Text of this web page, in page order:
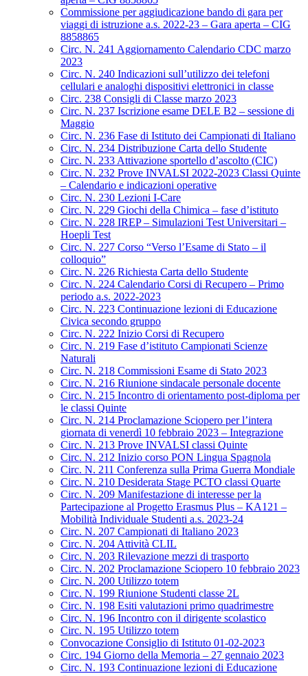
Commissione per aggiudicazione bando di gara per
viaggi di istruzione a.s. 2022-23 – Gara aperta – CIG
8858865
Circ. N. 241 Aggiornamento Calendario CDC marzo
2023
Circ. N. 240 Indicazioni sull’utilizzo dei telefoni
cellulari e analoghi dispositivi elettronici in classe
Circ. 238 Consigli di Classe marzo 2023
Circ. N. 237 Iscrizione esame DELE B2 – sessione di
Maggio
Circ. N. 236 Fase di Istituto dei Campionati di Italiano
Circ. N. 234 Distribuzione Carta dello Studente
Circ. N. 233 Attivazione sportello d’ascolto (CIC)
Circ. N. 232 Prove INVALSI 2022-2023 Classi Quinte
– Calendario e indicazioni operative
Circ. N. 230 Lezioni I-Care
Circ. N. 229 Giochi della Chimica – fase d’istituto
Circ. N. 228 IREP – Simulazioni Test Universitari –
Hoepli Test
Circ. N. 227 Corso “Verso l’Esame di Stato – il
colloquio”
Circ. N. 226 Richiesta Carta dello Studente
Circ. N. 224 Calendario Corsi di Recupero – Primo
periodo a.s. 2022-2023
Circ. N. 223 Continuazione lezioni di Educazione
Civica secondo gruppo
Circ. N. 222 Inizio Corsi di Recupero
Circ. N. 219 Fase d’istituto Campionati Scienze
Naturali
Circ. N. 218 Commissioni Esame di Stato 2023
Circ. N. 216 Riunione sindacale personale docente
Circ. N. 215 Incontro di orientamento post-diploma per
le classi Quinte
Circ. N. 214 Proclamazione Sciopero per l’intera
giornata di venerdì 10 febbraio 2023 – Integrazione
Circ. N. 213 Prove INVALSI classi Quinte
Circ. N. 212 Inizio corso PON Lingua Spagnola
Circ. N. 211 Conferenza sulla Prima Guerra Mondiale
Circ. N. 210 Desiderata Stage PCTO classi Quarte
Circ. N. 209 Manifestazione di interesse per la
Partecipazione al Progetto Erasmus Plus – KA121 –
Mobilità Individuale Studenti a.s. 2023-24
Circ. N. 207 Campionati di Italiano 2023
Circ. N. 204 Attività CLIL
Circ. N. 203 Rilevazione mezzi di trasporto
Circ. N. 202 Proclamazione Sciopero 10 febbraio 2023
Circ. N. 200 Utilizzo totem
Circ. N. 199 Riunione Studenti classe 2L
Circ. N. 198 Esiti valutazioni primo quadrimestre
Circ. N. 196 Incontro con il dirigente scolastico
Circ. N. 195 Utilizzo totem
Convocazione Consiglio di Istituto 01-02-2023
Circ. 194 Giorno della Memoria – 27 gennaio 2023
Circ. N. 193 Continuazione lezioni di Educazione